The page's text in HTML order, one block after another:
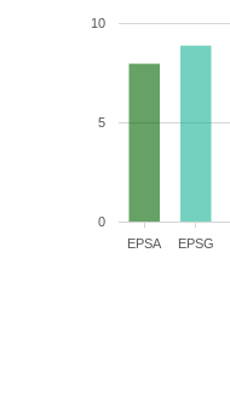
EPSA EPSG
0
5
10